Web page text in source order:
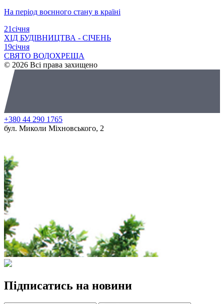
На період воєнного стану в країні
21січня
ХІД БУДІВНИЦТВА - СІЧЕНЬ
19січня
СВЯТО ВОДОХРЕЩА
© 2026 Всі права захищено
+380 44 290 1765
бул. Миколи Міхновського, 2
Підписатись на новини